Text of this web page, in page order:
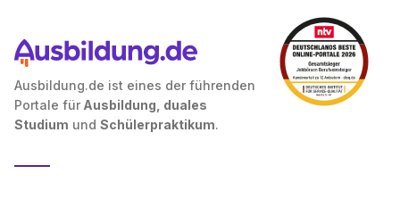
Ausbildung.de ist eines der führenden
Portale für Ausbildung, duales
Studium und Schülerpraktikum.